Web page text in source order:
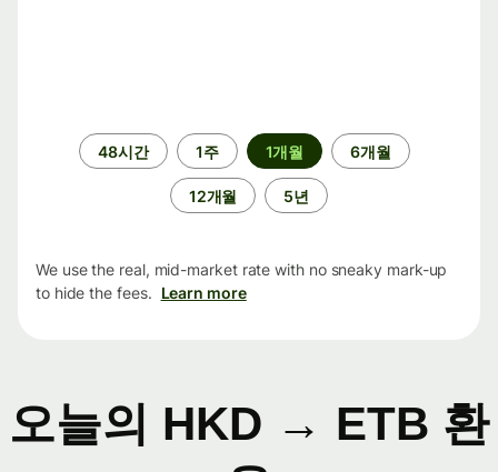
48시간 1주 1개월 6개월
12개월 5년
We use the real, mid-market rate with no sneaky mark-up
to hide the fees. Learn more
오늘의 HKD → ETB 환